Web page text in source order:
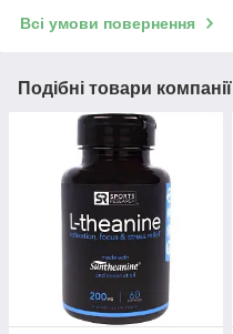
Всі умови повернення
Подібні товари компанії